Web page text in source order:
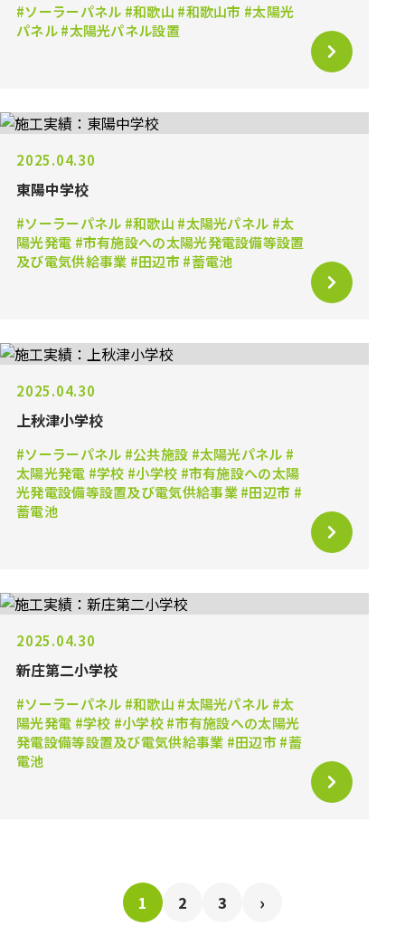
#ソーラーパネル #和歌山 #和歌山市 #太陽光
パネル #太陽光パネル設置
2025.04.30
東陽中学校
#ソーラーパネル #和歌山 #太陽光パネル #太
陽光発電 #市有施設への太陽光発電設備等設置
及び電気供給事業 #田辺市 #蓄電池
2025.04.30
上秋津小学校
#ソーラーパネル #公共施設 #太陽光パネル #
太陽光発電 #学校 #小学校 #市有施設への太陽
光発電設備等設置及び電気供給事業 #田辺市 #
蓄電池
2025.04.30
新庄第二小学校
#ソーラーパネル #和歌山 #太陽光パネル #太
陽光発電 #学校 #小学校 #市有施設への太陽光
発電設備等設置及び電気供給事業 #田辺市 #蓄
電池
1 2 3 ›